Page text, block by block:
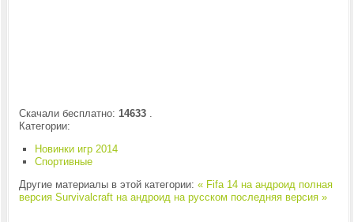
Скачали бесплатно: 14633.
Категории:
Новинки игр 2014
Спортивные
Другие материалы в этой категории: « Fifa 14 на андроид полная
версия Survivalcraft на андроид на русском последняя версия »